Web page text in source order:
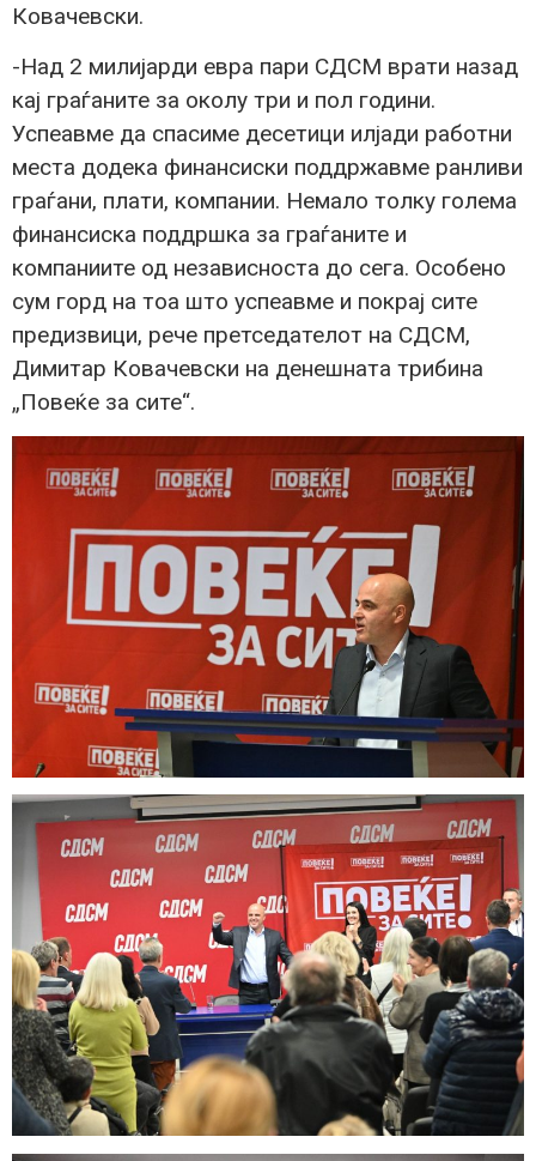
Ковачевски.
-Над 2 милијарди евра пари СДСМ врати назад
кај граѓаните за околу три и пол години.
Успеавме да спасиме десетици илјади работни
места додека финансиски поддржавме ранливи
граѓани, плати, компании. Немало толку голема
финансиска поддршка за граѓаните и
компаниите од независноста до сега. Особено
сум горд на тоа што успеавме и покрај сите
предизвици, рече претседателот на СДСМ,
Димитар Ковачевски на денешната трибина
„Повеќе за сите“.